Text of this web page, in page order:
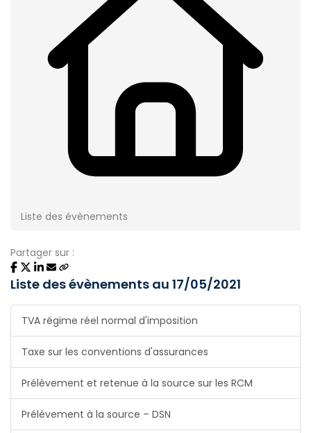
Liste des évènements
Partager sur :
Liste des évènements au 17/05/2021
TVA régime réel normal d'imposition
Taxe sur les conventions d'assurances
Prélèvement et retenue à la source sur les RCM
Prélèvement à la source – DSN